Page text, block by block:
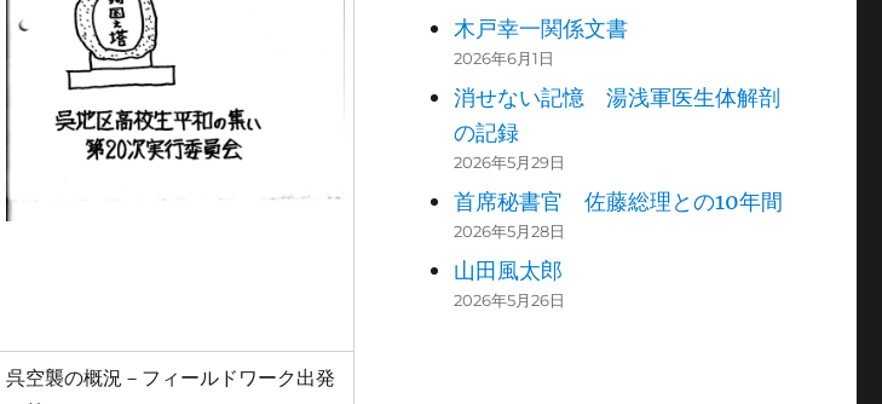
呉空襲の概況－フィールドワーク出発
木戸幸一関係文書
2026年6月1日
消せない記憶 湯浅軍医生体解剖
の記録
2026年5月29日
首席秘書官 佐藤総理との10年間
2026年5月28日
山田風太郎
2026年5月26日